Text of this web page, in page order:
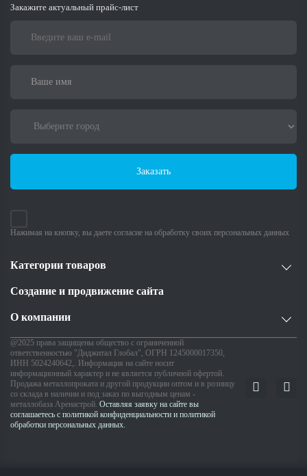
Закажите актуальный прайс-лист
Заказать
Нажимая на кнопку, вы даете согласие на обработку своих персональных данных
Категории товаров
Создание и продвижение сайта
О компании
@2025 права защищены общество с ограниченной
ответственностью "Диджитал Глобал", ОГРН 1245000017350,
ИНН 5024240642,. Информация на сайте носит
информационный характер и не является публичной офертой.
Продажа металлопроката и другой продукции оптом и в розницу
со склада в наличии и под заказ по выгодным ценам -
металлобаза Аренастрой. Оставляя заявку на сайте вы
соглашаетесь с политикой конфиденциальности и политикой
обработки персональных данных.